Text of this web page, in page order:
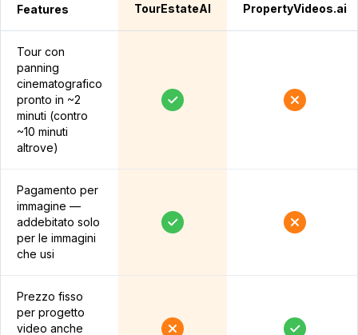
Features TourEstateAI PropertyVideos.ai
Tour con
panning
cinematografico
pronto in ~2
minuti (contro
~10 minuti
altrove)
Pagamento per
immagine —
addebitato solo
per le immagini
che usi
Prezzo fisso
per progetto
video anche